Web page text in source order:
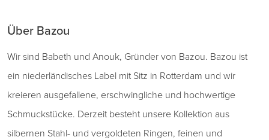
Über Bazou
Wir sind Babeth und Anouk, Gründer von Bazou. Bazou ist
ein niederländisches Label mit Sitz in Rotterdam und wir
kreieren ausgefallene, erschwingliche und hochwertige
Schmuckstücke. Derzeit besteht unsere Kollektion aus
silbernen Stahl- und vergoldeten Ringen, feinen und